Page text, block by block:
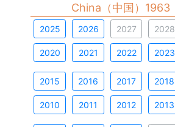
China（中国）1963
2025 2026 2027 2028
2020 2021 2022 2023
2015 2016 2017 2018
2010 2011 2012 2013